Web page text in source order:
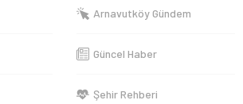
Arnavutköy Gündem
Güncel Haber
Şehir Rehberi